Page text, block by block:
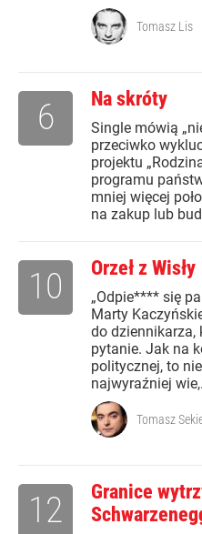
Tomasz Lis
Na skróty
Single mówią
przeciwko
projektu
programu
mniej więcej
na zakup lub
6
Orzeł z Wisły
„Odpie**** się
Marty
do dziennikarza,
pytanie. Jak na
politycznej, to
najwyraźniej
10
Tomasz
Granice
12